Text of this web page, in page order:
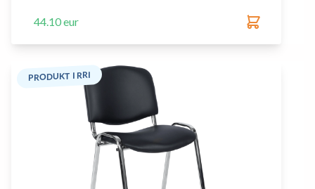
44.10 eur
PRODUKT I RRI